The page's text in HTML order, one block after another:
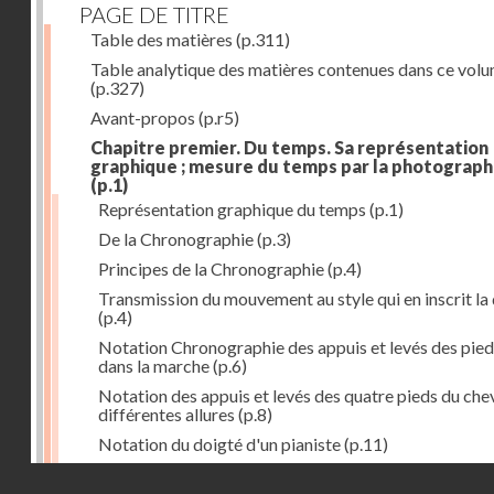
PAGE DE TITRE
Table des matières (p.311)
Table analytique des matières contenues dans ce
(p.327)
Avant-propos (p.r5)
Chapitre premier. Du temps. Sa représentation
graphique ; mesure du temps par la
(p.1)
Représentation graphique du temps (p.1)
De la Chronographie(p.3)
Principes de la Chronographie(p.4)
Transmission du mouvement au style qui en inscrit la
(p.4)
Notation Chronographie des appuis et levés des
dans la marche(p.6)
Notation des appuis et levés des quatre pieds du
différentes allures (p.8)
Notation du doigté d'un pianiste(p.11)